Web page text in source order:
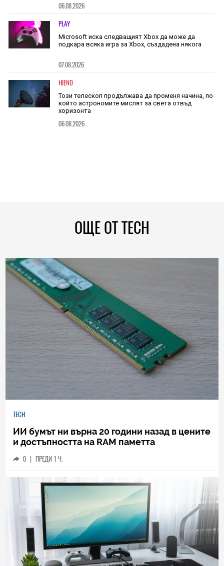
06.08.2026
PLAY
Microsoft иска следващият Xbox да може да
подкара всяка игра за Xbox, създадена някога
07.08.2026
HIEND
Този телескоп продължава да променя начина, по
който астрономите мислят за света отвъд
хоризонта
06.08.2026
ОЩЕ ОТ TECH
TECH
ИИ бумът ни върна 20 години назад в цените
и достъпността на RAM паметта
0 | ПРЕДИ 1 Ч.